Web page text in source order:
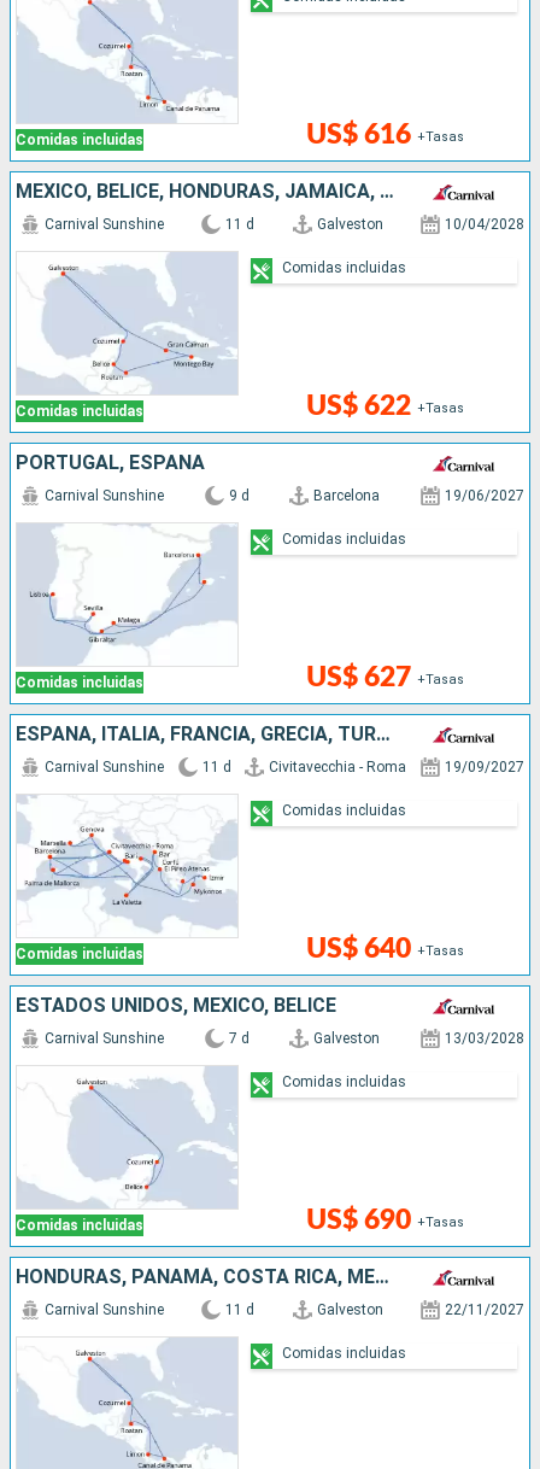
Comidas incluidas US$ 616 +Tasas
MÉXICO, BELICE, HONDURAS, JAMAICA, ISLAS CAIMÁN, ESTADOS UNIDOS
Comidas incluidas
Carnival Sunshine 11 d Galveston 10/04/2028
US$ 622 +Tasas
Comidas incluidas
PORTUGAL, ESPAÑA
Comidas incluidas
Carnival Sunshine 9 d Barcelona 19/06/2027
US$ 627 +Tasas
Comidas incluidas
ESPAÑA, ITALIA, FRANCIA, GRECIA, TURQUÍA, MONTENEGRO, MALTA
Comidas incluidas
Carnival Sunshine 11 d Civitavecchia - Roma 19/09/2027
US$ 640 +Tasas
Comidas incluidas
ESTADOS UNIDOS, MÉXICO, BELICE
Comidas incluidas
Carnival Sunshine 7 d Galveston 13/03/2028
US$ 690 +Tasas
Comidas incluidas
HONDURAS, PANAMÁ, COSTA RICA, MÉXICO, ESTADOS UNIDOS
Carnival Sunshine 11 d Galveston 22/11/2027
Comidas incluidas